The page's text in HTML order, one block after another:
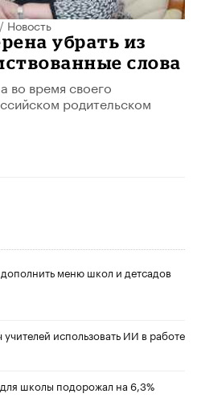
Новость
убрать из
слова
во время своего
родительском
меню школ и детсадов
использовать ИИ в работе
школы подорожал на 6,3%